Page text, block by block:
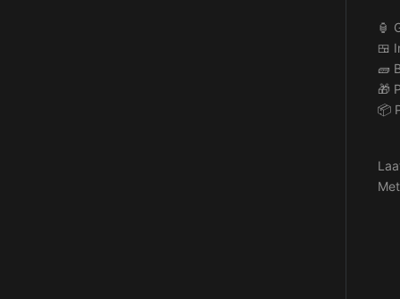
🏮
🍱
🧱
🎁
📦